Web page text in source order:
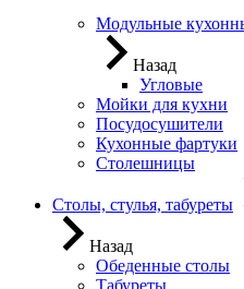
Модульные
Назад
Угловые
Мойки для кухни
Посудосушители
Кухонные фартуки
Столешницы
Столы, стулья, табуреты
Назад
Обеденные столы
Табуреты